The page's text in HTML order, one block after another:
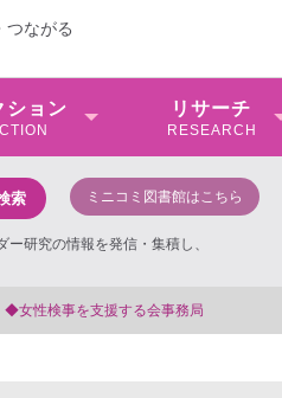
つながる
ション リサーチ
RESEARCH
ミニコミ図書館はこちら
研究の情報を発信・集積し、